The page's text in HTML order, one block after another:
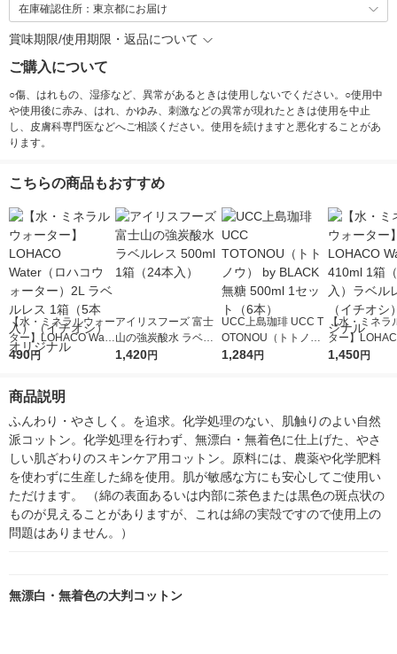
在庫確認住所：東京都にお届け
賞味期限/使用期限・返品について
ご購入について
○傷、はれもの、湿疹など、異常があるときは使用しないでください。○使用中
や使用後に赤み、はれ、かゆみ、刺激などの異常が現れたときは使用を中止
し、皮膚科専門医などへご相談ください。使用を続けますと悪化することがあ
ります。
こちらの商品もおすすめ
【水・ミネラルウォー
ター】LOHACO Wate
r（ロハコウォータ
シ） オリジナル
490円
アイリスフーズ 富士
山の強炭酸水 ラベル
レス 500ml 1箱（24
1,420円
UCC上島珈琲 UCC T
OTONOU（トトノ
ウ） by BLACK無糖 5
1,284円
【水・ミネラ
ター】
r 410ml 1箱（
1,450円
商品説明
ふんわり・やさしく。を追求。化学処理のない、肌触りのよい自然
派コットン。化学処理を行わず、無漂白・無着色に仕上げた、やさ
しい肌ざわりのスキンケア用コットン。原料には、農薬や化学肥料
を使わずに生産した綿を使用。肌が敏感な方にも安心してご使用い
ただけます。 （綿の表面あるいは内部に茶色または黒色の斑点状の
ものが見えることがありますが、これは綿の実殻ですので使用上の
問題はありません。）
無漂白・無着色の大判コットン